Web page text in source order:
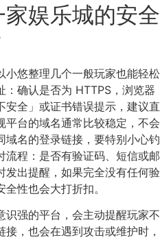
娱乐城的安全
小悠整理几个一般玩家也能轻松
：确认是否为 HTTPS，浏览器
安全」或证书错误提示，建议直
台的域名通常比较稳定，不会
名的登录链接，要特别小心钓
程：是否有验证码、短信或邮
出提醒，如果完全没有任何验
性也会大打折扣。
强的平台，会主动提醒玩家不
，也会在遇到攻击或维护时，